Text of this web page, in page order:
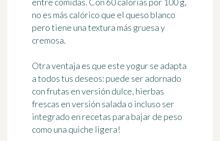
no es más calórico que el queso blanco
pero tiene una textura más gruesa y
cremosa.
Otra ventaja es que este yogur se adapta
a todos tus deseos: puede ser adornado
con frutas en versión dulce, hierbas
frescas en versión salada o incluso ser
integrado en recetas para bajar de peso
como una quiche ligera!